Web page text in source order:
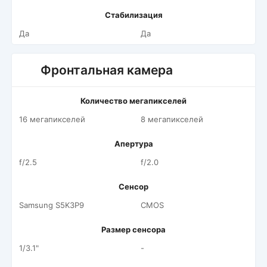
Стабилизация
Да
Да
Фронтальная камера
Количество мегапикселей
16 мегапикселей
8 мегапикселей
Апертура
f/2.5
f/2.0
Сенсор
Samsung S5K3P9
CMOS
Размер сенсора
1/3.1"
-